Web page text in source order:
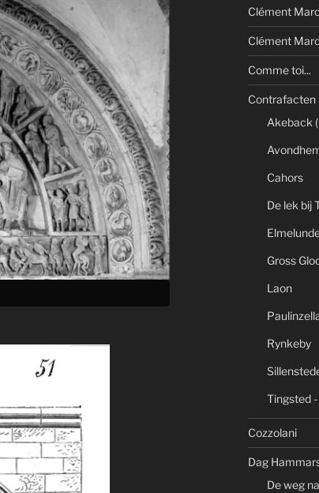
Clément
Clément
Comme toi...
Contrafacten
Akeback
Cahors
De lek bij
Gross
Laon
Rynkeby
Tingsted
Cozzolani
Dag
De weg